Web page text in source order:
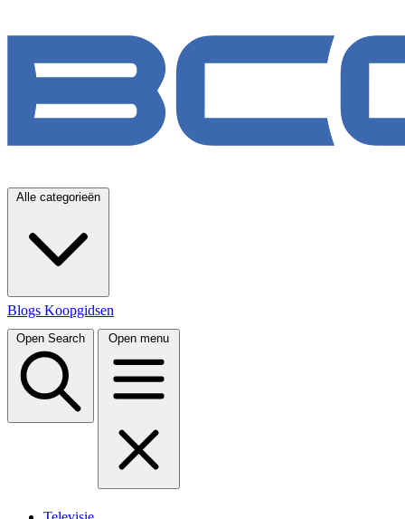
Alle categorieën
Blogs Koopgidsen
Open Search Open menu